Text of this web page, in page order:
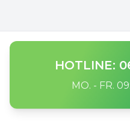
HOTLINE:
MO. - FR.